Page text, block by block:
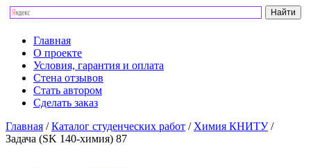
Главная
О проекте
Условия, гарантия и оплата
Стена отзывов
Стать автором
Сделать заказ
Главная /Каталог студенческих работ / Химия КНИТУ/
Задача (SK 140-химия) 87